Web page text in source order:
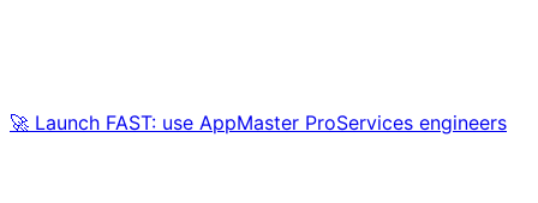
🚀 Launch FAST: use AppMaster ProServices engineers